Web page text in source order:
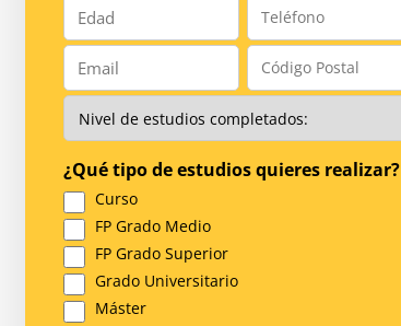
Número
*
Teléfono
Email
*
Código
Postal
*
Nivel
de
Estudios
*
¿Qué tipo de estudios quieres realizar?
Curso
FP Grado Medio
FP Grado Superior
Grado Universitario
Máster